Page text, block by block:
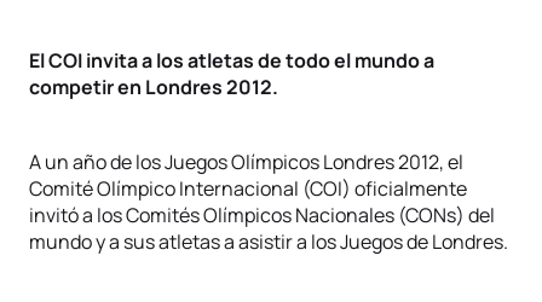
El COI invita a los atletas de todo el mundo a
competir en Londres 2012.
A un año de los Juegos Olímpicos Londres 2012, el
Comité Olímpico Internacional (COI) oficialmente
invitó a los Comités Olímpicos Nacionales (CONs) del
mundo y a sus atletas a asistir a los Juegos de Londres.